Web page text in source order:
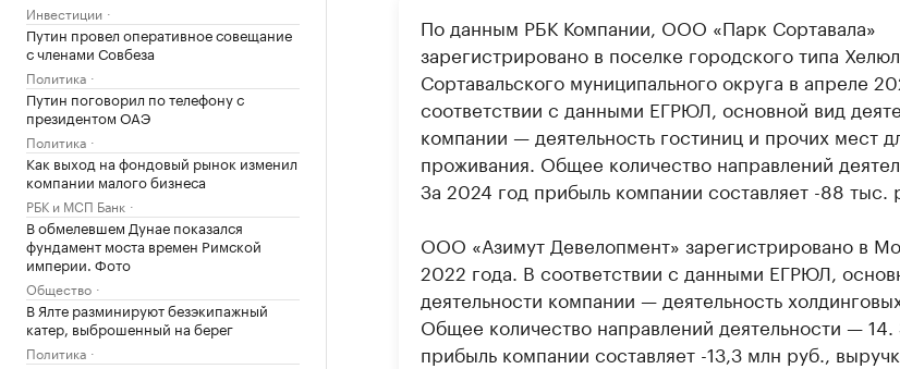
Инвестиции
Путин провел оперативное совещание
с членами Совбеза
Политика
Путин поговорил по телефону с
президентом ОАЭ
Политика
Как выход на фондовый рынок изменил
компании малого бизнеса
РБК и МСП Банк
В обмелевшем Дунае показался
фундамент моста времен Римской
империи. Фото
Общество
В Ялте разминируют безэкипажный
катер, выброшенный на берег
Политика
По данным РБК Компании, ООО «Парк Сортавала»
зарегистрировано в поселке городского типа
Сортавальского муниципального округа в апреле
соответствии с данными ЕГРЮЛ, основной вид
компании — деятельность гостиниц и прочих мест
проживания. Общее количество направлений
За 2024 год прибыль компании составляет -88 тыс.
ООО «Азимут Девелопмент» зарегистрировано в
2022 года. В соответствии с данными ЕГРЮЛ,
деятельности компании — деятельность
Общее количество направлений деятельности —
прибыль компании составляет -13,3 млн руб.,